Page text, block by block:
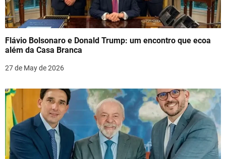
Flávio Bolsonaro e Donald Trump: um encontro que ecoa
além da Casa Branca
27 de May de 2026